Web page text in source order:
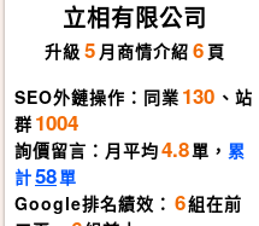
立相有限公司
升級 5 月商情介紹 6 頁
SEO外鏈操作：同業 130 、站
群 1004
詢價留言：月平均4.8單， 累
計58單
Google排名績效： 6組在前